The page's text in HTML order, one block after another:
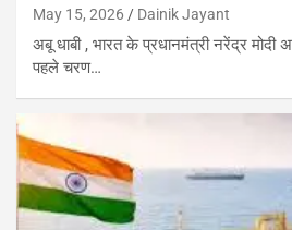
May 15, 2026 Dainik Jayant
अबू धाबी , भारत के प्रधानमंत्री नरेंद्र मोदी
पहले चरण…